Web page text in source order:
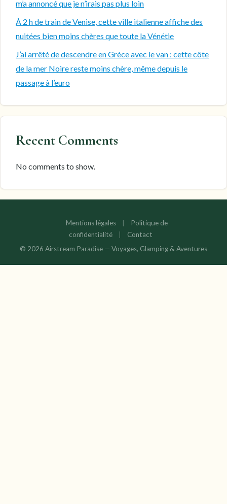
m’a annoncé que je n’irais pas plus loin
À 2 h de train de Venise, cette ville italienne affiche des
nuitées bien moins chères que toute la Vénétie
J’ai arrêté de descendre en Grèce avec le van : cette côte
de la mer Noire reste moins chère, même depuis le
passage à l’euro
Recent Comments
No comments to show.
Mentions légales
Politique de
confidentialité
Contact
© 2026 Airstream Paradise — Voyages, Glamping & Aventures